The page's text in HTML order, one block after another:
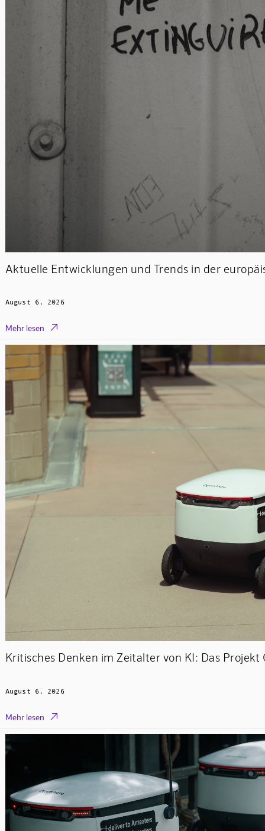
Aktuelle Entwicklungen und Trends in der
August 6, 2026
Mehr lesen 
Kritisches Denken im Zeitalter von KI: Das Projekt
August 6, 2026
Mehr lesen 